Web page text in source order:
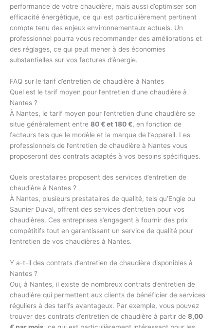
performance de votre chaudière, mais aussi d’optimiser son
efficacité énergétique, ce qui est particulièrement pertinent
compte tenu des enjeux environnementaux actuels. Un
professionnel pourra vous recommander des améliorations et
des réglages, ce qui peut mener à des économies
substantielles sur vos factures d’énergie.
FAQ sur le tarif d’entretien de chaudière à Nantes
Quel est le tarif moyen pour l’entretien d’une chaudière à
Nantes ?
À Nantes, le tarif moyen pour l’entretien d’une chaudière se
situe généralement entre 80 € et 180 €, en fonction de
facteurs tels que le modèle et la marque de l’appareil. Les
professionnels de l’entretien de chaudière à Nantes vous
proposeront des contrats adaptés à vos besoins spécifiques.
Quels prestataires proposent des services d’entretien de
chaudière à Nantes ?
À Nantes, plusieurs prestataires de qualité, tels qu’Engie ou
Saunier Duval, offrent des services d’entretien pour vos
chaudières. Ces entreprises s’engagent à fournir des prix
compétitifs tout en garantissant un service de qualité pour
l’entretien de vos chaudières à Nantes.
Y a-t-il des contrats d’entretien de chaudière disponibles à
Nantes ?
Oui, à Nantes, il existe de nombreux contrats d’entretien de
chaudière qui permettent aux clients de bénéficier de services
réguliers à des tarifs avantageux. Par exemple, vous pouvez
trouver des contrats d’entretien de chaudière à partir de 8,00